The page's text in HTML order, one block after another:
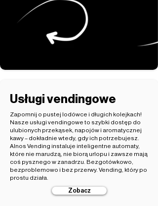
Usługi vendingowe
Zapomnij o pustej lodówce i długich kolejkach!
Nasze usługi vendingowe to szybki dostęp do
ulubionych przekąsek, napojów i aromatycznej
kawy – dokładnie wtedy, gdy ich potrzebujesz.
Alnos Vending instaluje inteligentne automaty,
które nie marudzą, nie biorą urlopu i zawsze mają
coś pysznego w zanadrzu. Bezgotówkowo,
bezproblemowo i bez przerwy. Vending, który po
prostu działa.
Zobacz